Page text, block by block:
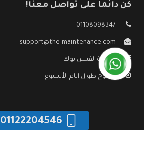
كن دائما على تواصل معنا!
01108098347
support@the-maintenance.com
صفحة الفيس بوك
مفتوح طوال ايام الأسبوع
01122204546